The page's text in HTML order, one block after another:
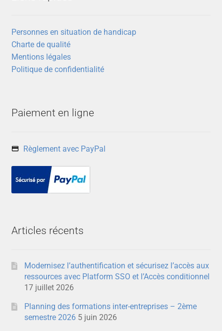
Personnes en situation de handicap
Charte de qualité
Mentions légales
Politique de confidentialité
Paiement en ligne
Règlement avec PayPal
Articles récents
Modernisez l’authentification et sécurisez l’accès aux
ressources avec Platform SSO et l’Accès conditionnel
17 juillet 2026
Planning des formations inter-entreprises – 2ème
semestre 2026 5 juin 2026